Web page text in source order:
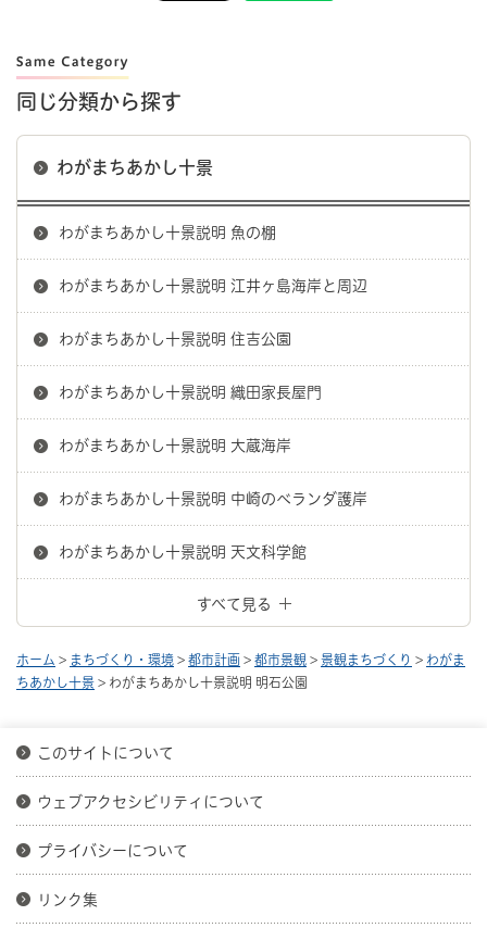
同じ分類から探す
わがまちあかし十景
わがまちあかし十景説明 魚の棚
わがまちあかし十景説明 江井ヶ島海岸と周辺
わがまちあかし十景説明 住吉公園
わがまちあかし十景説明 織田家長屋門
わがまちあかし十景説明 大蔵海岸
わがまちあかし十景説明 中崎のベランダ護岸
わがまちあかし十景説明 天文科学館
すべて見る
ホーム > まちづくり・環境 > 都市計画 > 都市景観 > 景観まちづくり > わがま
ちあかし十景 > わがまちあかし十景説明 明石公園
このサイトについて
ウェブアクセシビリティについて
プライバシーについて
リンク集